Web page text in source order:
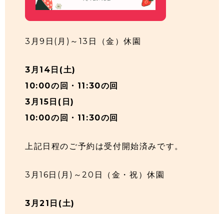
3月9日(月)～13日（金）休園
3月14日(土)
10:00の回・11:30の回
3月15日(日)
10:00の回・11:30の回
上記日程のご予約は受付開始済みです。
3月16日(月)～20日（金・祝）休園
3月21日(土)